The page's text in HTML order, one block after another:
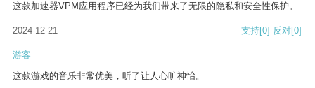
这款加速器VPM应用程序已经为我们带来了无限的隐私和安全性保护。
2024-12-21 支持[0] 反对[0]
游客
这款游戏的音乐非常优美，听了让人心旷神怡。